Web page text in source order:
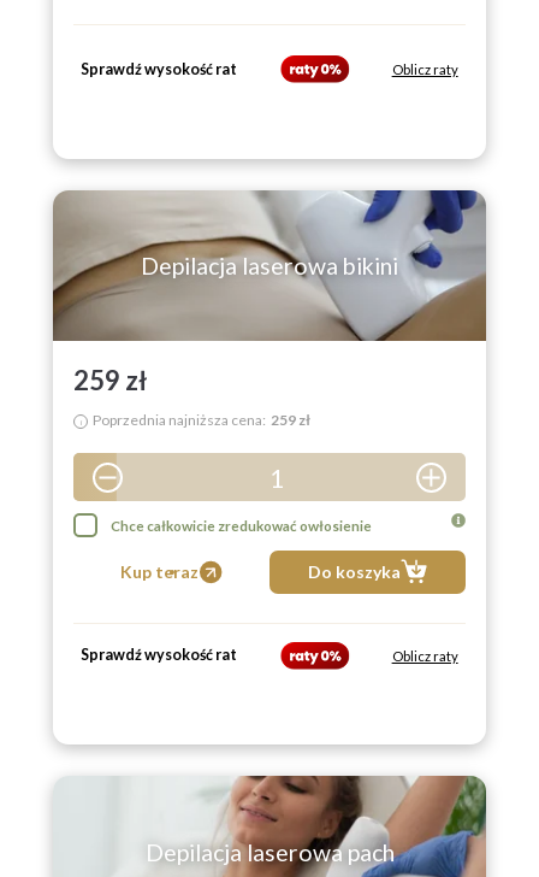
6
8
9
Sprawdź wysokość rat Oblicz raty
Depilacja laserowa bikini
259 zł
i Poprzednia najniższa cena: 259 zł
1
2
3
4
6
8
9
Chce całkowicie zredukować owłosienie
Kup teraz Do koszyka
Sprawdź wysokość rat Oblicz raty
Depilacja laserowa pach